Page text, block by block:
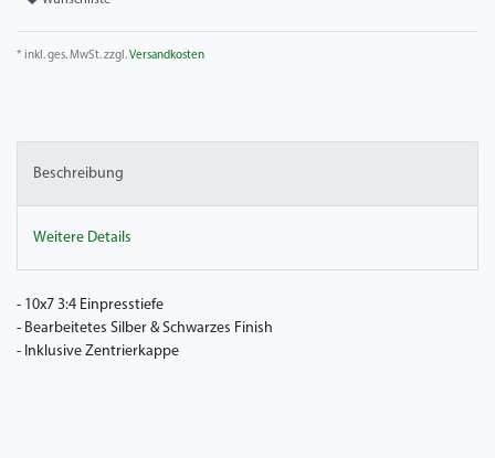
* inkl. ges. MwSt. zzgl.Versandkosten
Beschreibung
Weitere Details
- 10x7 3:4 Einpresstiefe
- Bearbeitetes Silber & Schwarzes Finish
- Inklusive Zentrierkappe